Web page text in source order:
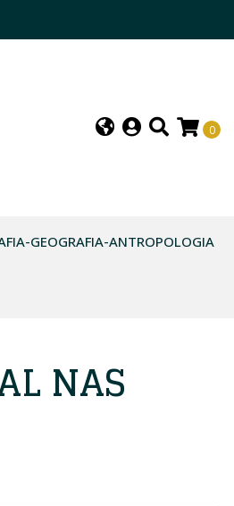
0
GEOGRAFIA-ANTROPOLOGIA
NAS